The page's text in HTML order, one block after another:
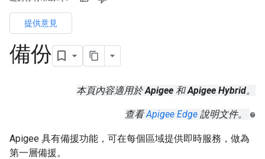
提供意見
備份
本頁內容適用於Apigee 和Apigee Hybrid。
查看Apigee Edge說明文件。
Apigee 具有備援功能，可在每個區域提供即時服務，做為
第一層備援。